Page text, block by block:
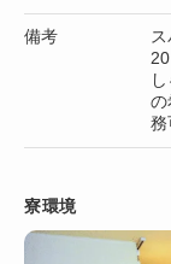
備考
の
務
寮環境